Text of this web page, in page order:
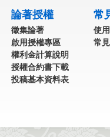
論著授權
徵集論著
啟用授權專區
權利金計算說明
授權合約書下載
投稿基本資料表
常
使
常